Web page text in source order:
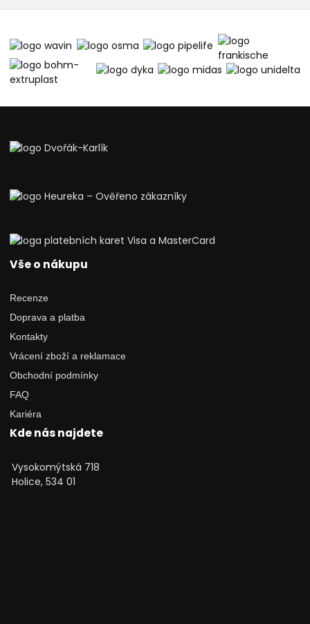
Vše o nákupu
Recenze
Doprava a platba
Kontakty
Vrácení zboží a reklamace
Obchodní podmínky
FAQ
Kariéra
Kde nás najdete
Vysokomýtská 718
Holice, 534 01